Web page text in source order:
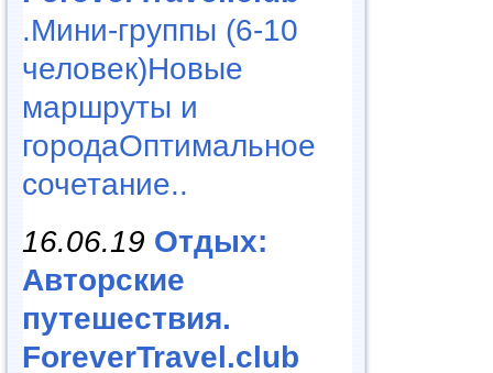
.Мини-группы (6-10
человек)Новые
маршруты и
городаОптимальное
сочетание..
16.06.19 Отдых:
Авторские
путешествия.
ForeverTravel.club